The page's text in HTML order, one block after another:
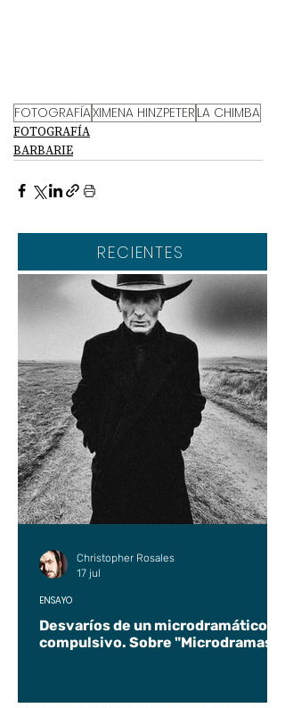
FOTOGRAFÍAXIMENA HINZPETER LA CHIMBA
FOTOGRAFÍA
BARBARIE
RECIENTES
Desvaríos de un microdramático
compulsivo. Sobre "Microdramas".
ENSAYO
Christopher Rosales
17 jul